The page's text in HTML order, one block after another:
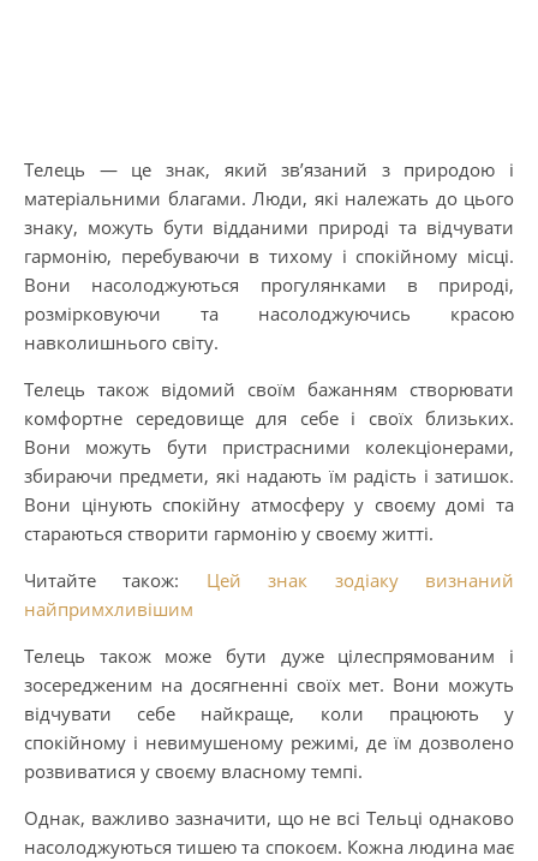
Телець — це знак, який зв’язаний з природою і
матеріальними благами. Люди, які належать до цього
знаку, можуть бути відданими природі та відчувати
гармонію, перебуваючи в тихому і спокійному місці.
Вони насолоджуються прогулянками в природі,
розмірковуючи та насолоджуючись красою
навколишнього світу.
Телець також відомий своїм бажанням створювати
комфортне середовище для себе і своїх близьких.
Вони можуть бути пристрасними колекціонерами,
збираючи предмети, які надають їм радість і затишок.
Вони цінують спокійну атмосферу у своєму домі та
стараються створити гармонію у своєму житті.
Читайте також: Цей знак зодіаку визнаний
найпримхливішим
Телець також може бути дуже цілеспрямованим і
зосередженим на досягненні своїх мет. Вони можуть
відчувати себе найкраще, коли працюють у
спокійному і невимушеному режимі, де їм дозволено
розвиватися у своєму власному темпі.
Однак, важливо зазначити, що не всі Тельці однаково
насолоджуються тишею та спокоєм. Кожна людина має